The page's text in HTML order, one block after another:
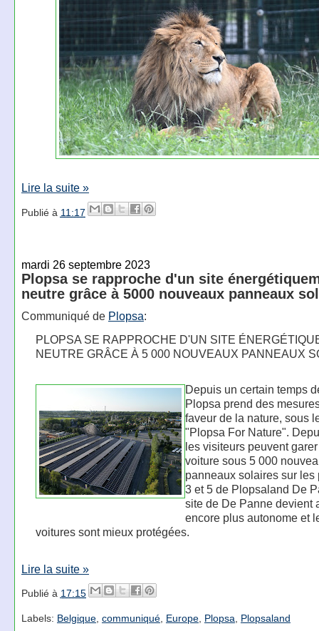
Lire la suite »
Publié à 11:17
mardi 26 septembre 2023
Plopsa se rapproche d'un site
neutre grâce à 5000 nouveaux panneaux
Communiqué de Plopsa:
PLOPSA SE RAPPROCHE D'UN SITE
NEUTRE GRÂCE À 5 000 NOUVEAUX PANNEAUX
Depuis un certain temps
Plopsa prend des
faveur de la nature, sous
"Plopsa For Nature".
les visiteurs peuvent
voiture sous 5 000
panneaux solaires sur les
3 et 5 de Plopsaland De
site de De Panne devient
encore plus autonome et
voitures sont mieux protégées.
Lire la suite »
Publié à 17:15
Labels: Belgique, communiqué, Europe, Plopsa Plopsaland